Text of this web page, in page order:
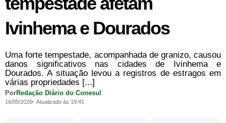
Ivinhema e Dourados
Uma forte tempestade, acompanhada de granizo, causou
danos significativos nas cidades de Ivinhema e
Dourados. A situação levou a registros de estragos em
várias propriedades [...]
PorRedação Diário do Conesul
16/05/2026 Atualizado às 19:41